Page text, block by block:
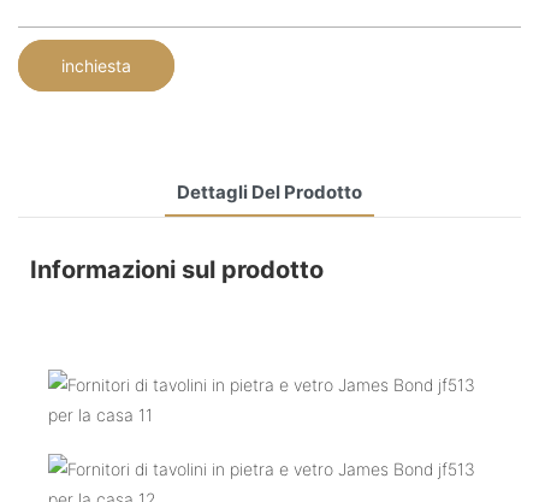
inchiesta
Dettagli Del Prodotto
Informazioni sul prodotto